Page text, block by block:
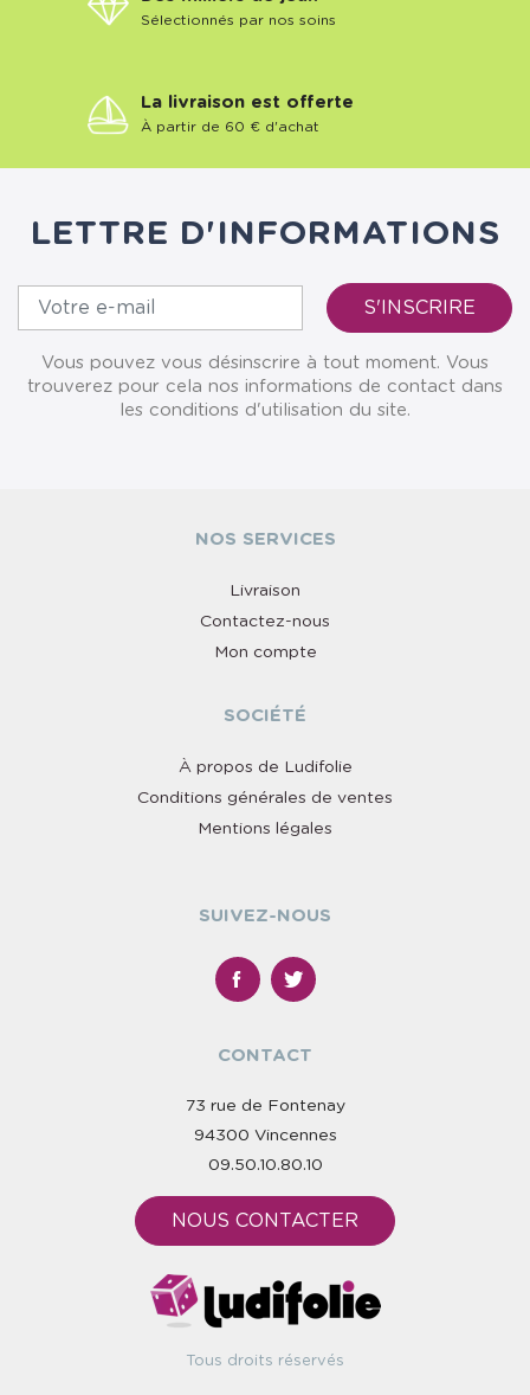
Sélectionnés par nos soins
La livraison est offerte
À partir de 60 € d'achat
LETTRE D'INFORMATIONS
Vous pouvez vous désinscrire à tout moment. Vous
trouverez pour cela nos informations de contact dans
les conditions d'utilisation du site.
NOS SERVICES
Livraison
Contactez-nous
Mon compte
SOCIÉTÉ
À propos de Ludifolie
Conditions générales de ventes
Mentions légales
SUIVEZ-NOUS
CONTACT
73 rue de Fontenay
94300 Vincennes
09.50.10.80.10
NOUS CONTACTER
Tous droits réservés